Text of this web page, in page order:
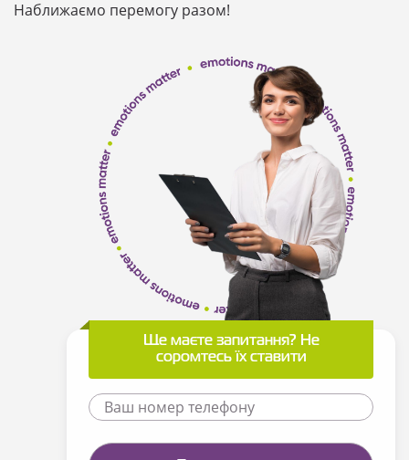
Наближаємо перемогу разом!
Ще маєте запитання? Не
соромтесь їх ставити